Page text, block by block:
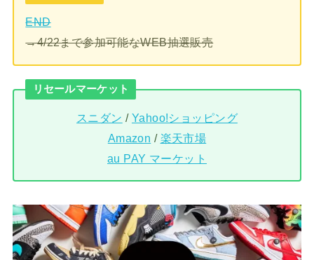
END
→4/22まで参加可能なWEB抽選販売
リセールマーケット
スニダン / Yahoo!ショッピング
Amazon / 楽天市場
au PAY マーケット